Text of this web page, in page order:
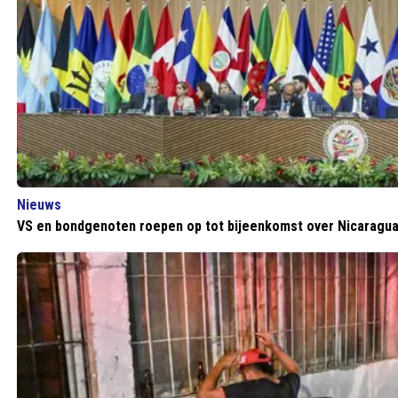
Nieuws
VS en bondgenoten roepen op tot bijeenkomst over Nicaragua